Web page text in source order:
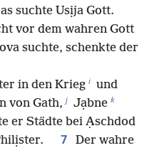
suchte Usịja Gott.
vor dem wahren Gott
suchte, schenkte der
in den Krieg i und
von Gath, j Jạbne k
er Städte bei Ạschdod
7
Der wahre